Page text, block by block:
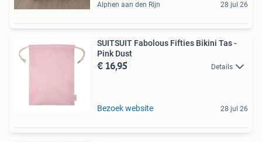
Alphen aan den Rijn 28 jul 26
SUITSUIT Fabolous Fifties Bikini Tas -
Pink Dust
€ 16,95 Details
Bezoek website 28 jul 26